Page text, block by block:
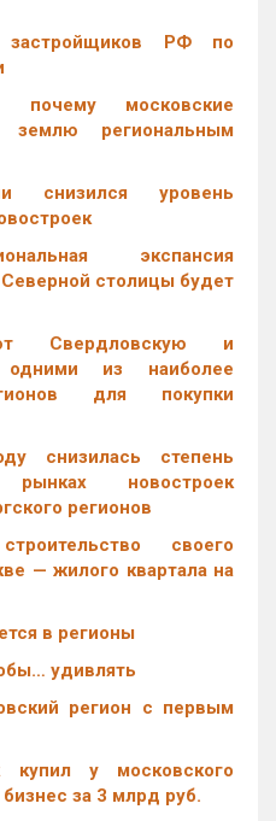
застройщиков РФ по
почему московские
землю региональным
снизился уровень
экспансия
столицы будет
Свердловскую и
из наиболее
для покупки
снизилась степень
новостроек
регионов
своего
— жилого квартала на
в регионы
удивлять
регион с первым
купил у московского
за 3 млрд руб.